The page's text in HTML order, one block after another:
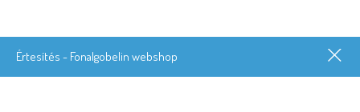
Értesítés - Fonalgobelin webshop